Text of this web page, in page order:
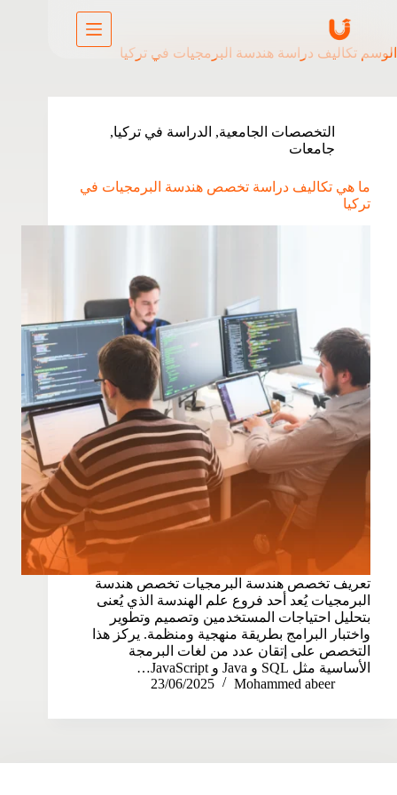
الوسم تكاليف دراسة هندسة البرمجيات في تركيا
التخصصات الجامعية, الدراسة في تركيا,
جامعات
ما هي تكاليف دراسة تخصص هندسة البرمجيات في
تركيا
تعريف تخصص هندسة البرمجيات تخصص هندسة
البرمجيات يُعد أحد فروع علم الهندسة الذي يُعنى
بتحليل احتياجات المستخدمين وتصميم وتطوير
واختبار البرامج بطريقة منهجية ومنظمة. يركز هذا
التخصص على إتقان عدد من لغات البرمجة
الأساسية مثل SQL و Java و JavaScript…
Mohammed abeer
23/06/2025